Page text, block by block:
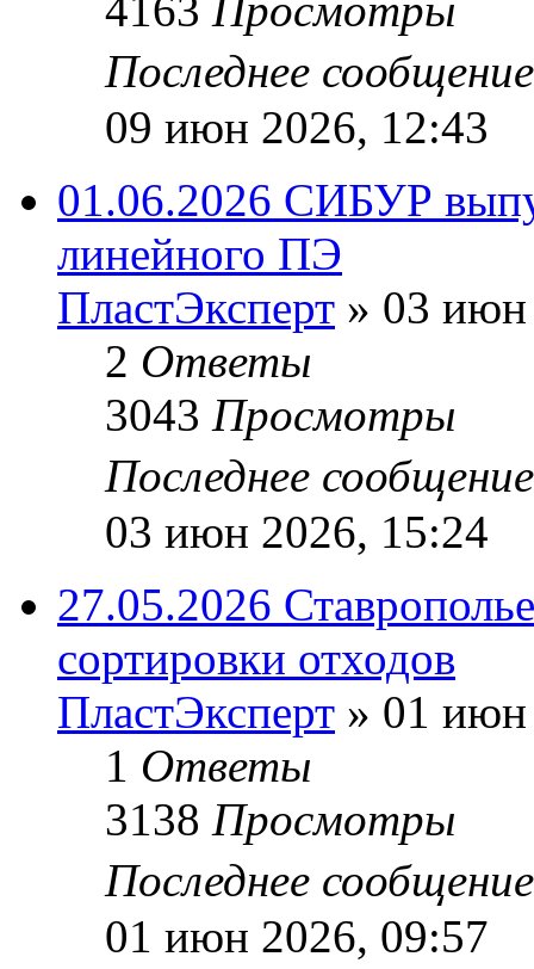
Последнее
09 июн 2026, 12:43
01.06.2026 СИБУР
линейного ПЭ
ПластЭксперт » 03 июн
2 Ответы
3043 Просмотры
Последнее
03 июн 2026, 15:24
27.05.2026
сортировки отходов
ПластЭксперт » 01 июн
1 Ответы
3138 Просмотры
Последнее
01 июн 2026, 09:57